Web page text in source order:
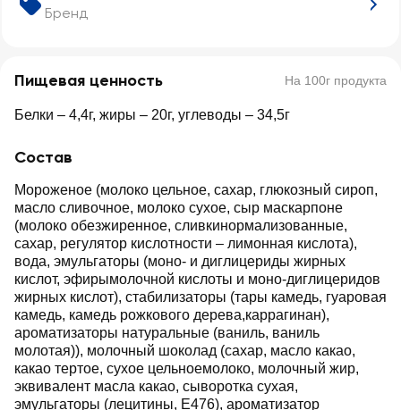
Бренд
Пищевая ценность На 100г продукта
Белки – 4,4г, жиры – 20г, углеводы – 34,5г
Состав
Мороженое (молоко цельное, сахар, глюкозный сироп,
масло сливочное, молоко сухое, сыр маскарпоне
(молоко обезжиренное, сливкинормализованные,
сахар, регулятор кислотности – лимонная кислота),
вода, эмульгаторы (моно- и диглицериды жирных
кислот, эфирымолочной кислоты и моно-диглицеридов
жирных кислот), стабилизаторы (тары камедь, гуаровая
камедь, камедь рожкового дерева,каррагинан),
ароматизаторы натуральные (ваниль, ваниль
молотая)), молочный шоколад (сахар, масло какао,
какао тертое, сухое цельноемолоко, молочный жир,
эквивалент масла какао, сыворотка сухая,
эмульгаторы (лецитины, Е476), ароматизатор